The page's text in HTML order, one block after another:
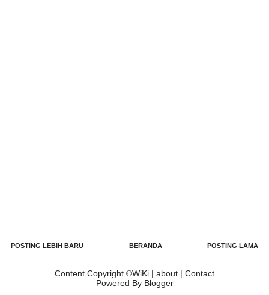
POSTING LEBIH BARU POSTING LAMA
BERANDA
Content Copyright ©WiKi | about | Contact
Powered By Blogger